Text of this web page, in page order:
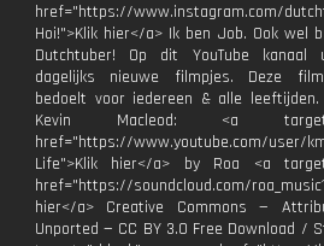
href="https://www.instagram.com/
Hoi!">Klik hier</a> Ik ben Job. Ook wel
Dutchtuber! Op dit YouTube kanaal
dagelijks nieuwe filmpjes. Deze
bedoelt voor iedereen & alle
Kevin Macleod: <a
href="https://www.youtube.com/user/
Life">Klik hier</a> by Roa <a
href="https://soundcloud.com/
hier</a> Creative Commons —
Unported — CC BY 3.0 Free Download /